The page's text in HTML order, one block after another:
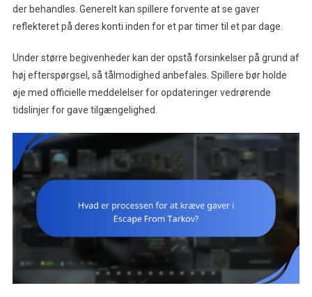
der behandles. Generelt kan spillere forvente at se gaver
reflekteret på deres konti inden for et par timer til et par dage.
Under større begivenheder kan der opstå forsinkelser på grund af
høj efterspørgsel, så tålmodighed anbefales. Spillere bør holde
øje med officielle meddelelser for opdateringer vedrørende
tidslinjer for gave tilgængelighed.